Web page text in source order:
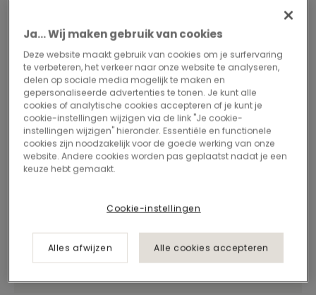
Ja... Wij maken gebruik van cookies
Deze website maakt gebruik van cookies om je surfervaring
te verbeteren, het verkeer naar onze website te analyseren,
delen op sociale media mogelijk te maken en
gepersonaliseerde advertenties te tonen. Je kunt alle
cookies of analytische cookies accepteren of je kunt je
cookie-instellingen wijzigen via de link "Je cookie-
instellingen wijzigen" hieronder. Essentiële en functionele
cookies zijn noodzakelijk voor de goede werking van onze
website. Andere cookies worden pas geplaatst nadat je een
keuze hebt gemaakt.
Cookie-instellingen
Alles afwijzen Alle cookies accepteren